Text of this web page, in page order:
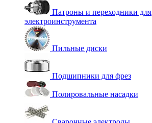
Патроны и переходники для
электроинструмента
Пильные диски
Подшипники для фрез
Полировальные насадки